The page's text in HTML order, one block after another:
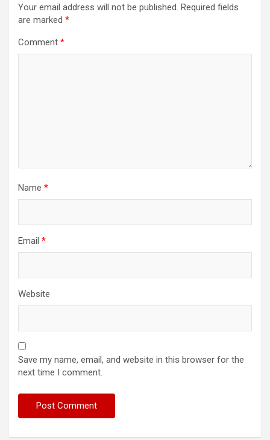
Your email address will not be published. Required fields
are marked *
Comment *
Name *
Email *
Website
Save my name, email, and website in this browser for the
next time I comment.